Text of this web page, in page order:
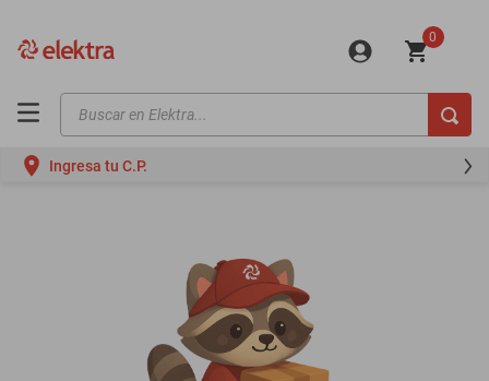
0
Buscar en Elektra...
Ingresa tu C.P.
motos